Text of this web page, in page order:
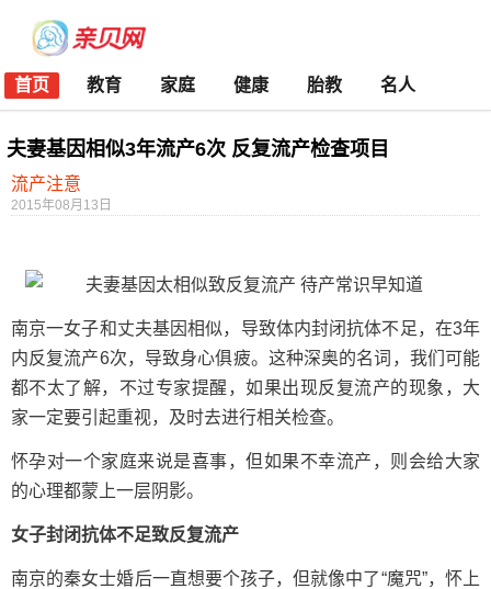
首页 教育 家庭 健康 胎教 名人
夫妻基因相似3年流产6次 反复流产检查项目
流产注意
2015年08月13日
南京一女子和丈夫基因相似，导致体内封闭抗体不足，在3年
内反复流产6次，导致身心俱疲。这种深奥的名词，我们可能
都不太了解，不过专家提醒，如果出现反复流产的现象，大
家一定要引起重视，及时去进行相关检查。
怀孕对一个家庭来说是喜事，但如果不幸流产，则会给大家
的心理都蒙上一层阴影。
女子封闭抗体不足致反复流产
南京的秦女士婚后一直想要个孩子，但就像中了“魔咒”，怀上